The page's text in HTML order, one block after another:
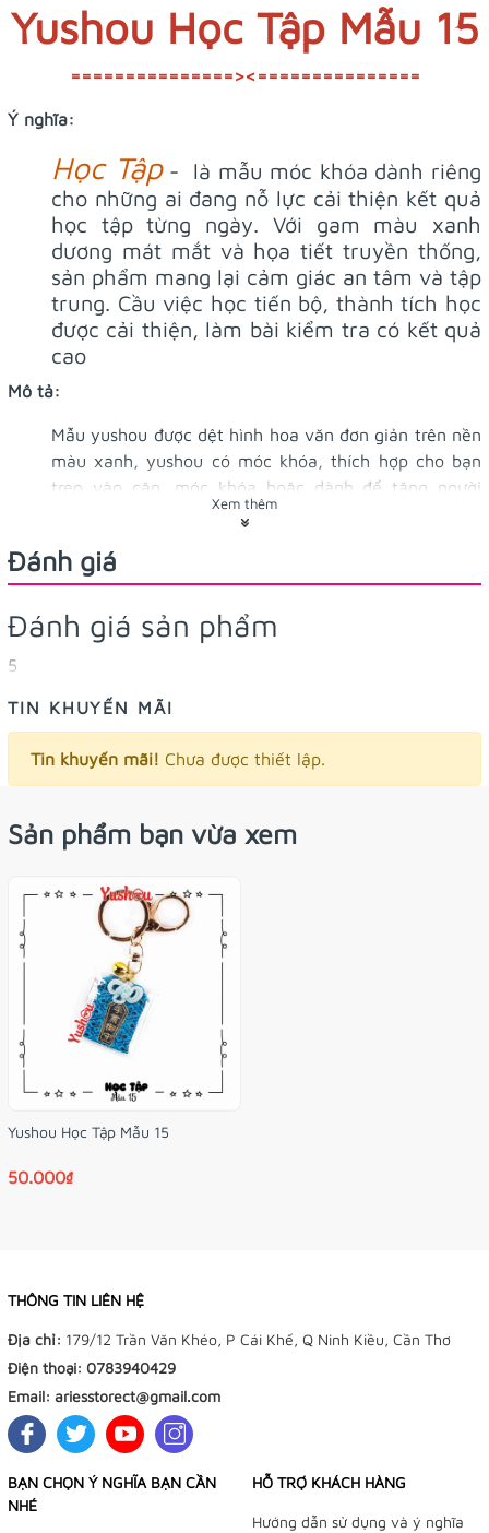
Yushou Học Tập Mẫu 15
===============><===============
Ý nghĩa:
Học Tập- là mẫu móc khóa dành riêng
cho những ai đang nỗ lực cải thiện kết quả
học tập từng ngày. Với gam màu xanh
dương mát mắt và họa tiết truyền thống,
sản phẩm mang lại cảm giác an tâm và tập
trung. Cầu việc học tiến bộ, thành tích học
được cải thiện, làm bài kiểm tra có kết quả
cao
Mô tả:
Mẫu yushou được dệt hình hoa văn đơn giản trên nền
màu xanh, yushou có móc khóa, thích hợp cho bạn
treo vào cặp, móc khóa hoặc dành để tặng người
thân bạn bè mình nhé!
Xuất xứ: Quảng Châu
Công dụng:Móc khóa treo cặp, balo, treo chìa khóa, để ví,
làm quà tặng,…
Hướng dẫn sử dụng:
xuyên, không cần cầu khấn, khấn vái hay thắp nhang cúng
kiến gì cả.
không phải bùa chú nên không có ý niệm hại người khác,
Mua yushou của Tiệm Điều Ước được tặng kèm túi
nhựa bảo vệ bên ngoài và vòng đeo tay xinh xắn!
Hình ảnh do Tiệm Điều Ước tự chụp nà! Màu sắc bên ngoài
có thể khác trong ảnh một chút nha!
Xem thêm
Đánh giá
Đánh giá sản phẩm
5
TIN KHUYẾN MÃI
Tin khuyến mãi! Chưa được thiết lập.
Sản phẩm bạn vừa xem
Yushou Học Tập Mẫu 15
50.000₫
THÔNG TIN LIÊN HỆ
Địa chỉ: 179/12 Trần Văn Khéo, P Cái Khế, Q Ninh Kiều, Cần Thơ
Điện thoại: 0783940429
Email: ariesstorect@gmail.com
BẠN CHỌN Ý NGHĨA BẠN CẦN
NHÉ
HỖ TRỢ KHÁCH HÀNG
Hướng dẫn sử dụng và ý nghĩa